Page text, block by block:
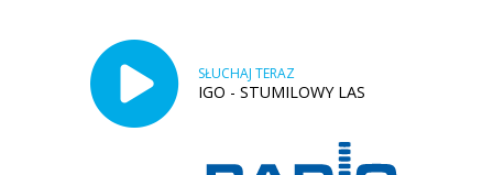
SŁUCHAJ TERAZ
IGO - STUMILOWY LAS